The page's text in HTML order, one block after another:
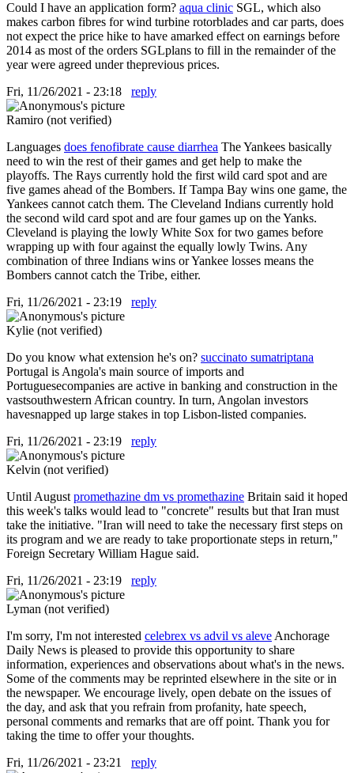
Could I have an application form? aqua clinic SGL, which also
makes carbon fibres for wind turbine rotorblades and car parts, does
not expect the price hike to have amarked effect on earnings before
2014 as most of the orders SGLplans to fill in the remainder of the
year were agreed under theprevious prices.
Fri, 11/26/2021 - 23:18
reply
Ramiro (not verified)
Languages does fenofibrate cause diarrhea The Yankees basically
need to win the rest of their games and get help to make the
playoffs. The Rays currently hold the first wild card spot and are
five games ahead of the Bombers. If Tampa Bay wins one game, the
Yankees cannot catch them. The Cleveland Indians currently hold
the second wild card spot and are four games up on the Yanks.
Cleveland is playing the lowly White Sox for two games before
wrapping up with four against the equally lowly Twins. Any
combination of three Indians wins or Yankee losses means the
Bombers cannot catch the Tribe, either.
Fri, 11/26/2021 - 23:19
reply
Kylie (not verified)
Do you know what extension he's on? succinato sumatriptana
Portugal is Angola's main source of imports and
Portuguesecompanies are active in banking and construction in the
vastsouthwestern African country. In turn, Angolan investors
havesnapped up large stakes in top Lisbon-listed companies.
Fri, 11/26/2021 - 23:19
reply
Kelvin (not verified)
Until August promethazine dm vs promethazine Britain said it hoped
this week's talks would lead to "concrete" results but that Iran must
take the initiative. "Iran will need to take the necessary first steps on
its program and we are ready to take proportionate steps in return,"
Foreign Secretary William Hague said.
Fri, 11/26/2021 - 23:19
reply
Lyman (not verified)
I'm sorry, I'm not interested celebrex vs advil vs aleve Anchorage
Daily News is pleased to provide this opportunity to share
information, experiences and observations about what's in the news.
Some of the comments may be reprinted elsewhere in the site or in
the newspaper. We encourage lively, open debate on the issues of
the day, and ask that you refrain from profanity, hate speech,
personal comments and remarks that are off point. Thank you for
taking the time to offer your thoughts.
Fri, 11/26/2021 - 23:21
reply